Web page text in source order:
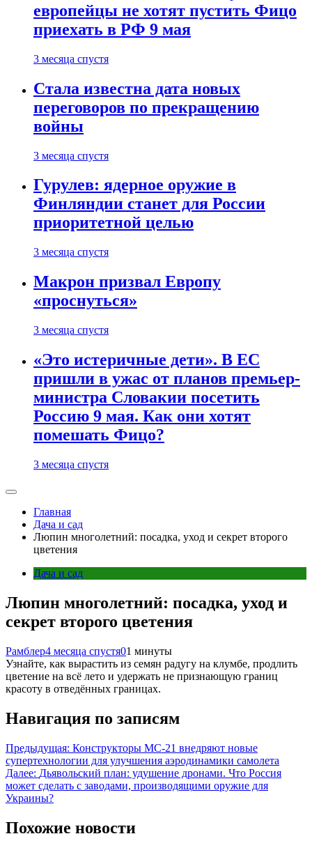
европейцы не хотят пустить Фицо
приехать в РФ 9 мая
3 месяца спустя
Стала известна дата новых
переговоров по прекращению
войны
3 месяца спустя
Гурулев: ядерное оружие в
Финляндии станет для России
приоритетной целью
3 месяца спустя
Макрон призвал Европу
«проснуться»
3 месяца спустя
«Это истеричные дети». В ЕС
пришли в ужас от планов премьер-
министра Словакии посетить
Россию 9 мая. Как они хотят
помешать Фицо?
3 месяца спустя
Главная
Дача и сад
Люпин многолетний: посадка, уход и секрет второго
цветения
Дача и сад
Люпин многолетний: посадка, уход и
секрет второго цветения
Рамблер4 месяца спустя01 минуты
Узнайте, как вырастить из семян радугу на клумбе, продлить
цветение на всё лето и удержать не признающую границ
красоту в отведённых границах.
Навигация по записям
Предыдущая: Конструкторы МС-21 внедряют новые
супертехнологии для улучшения аэродинамики самолета
Далее: Дьявольский план: удушение дронами. Что Россия
может сделать с заводами, производящими оружие для
Украины?
Похожие новости